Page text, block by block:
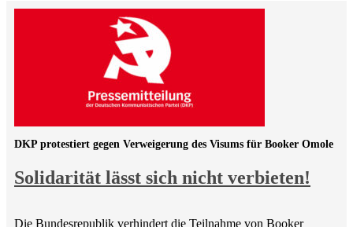
Solidarität lässt sich nicht verbieten!
DKP protestiert gegen Verweigerung des Visums für Booker Omole
Die Bundesrepublik verhindert die Teilnahme von Booker